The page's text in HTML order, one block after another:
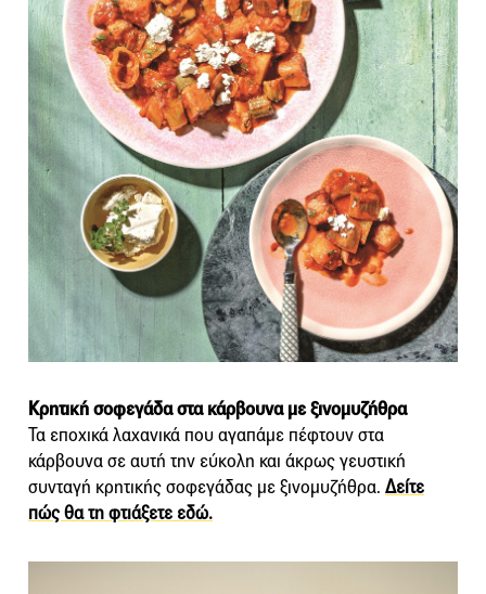
Κρητική σοφεγάδα στα κάρβουνα με ξινομυζήθρα
Τα εποχικά λαχανικά που αγαπάμε πέφτουν στα
κάρβουνα σε αυτή την εύκολη και άκρως γευστική
συνταγή κρητικής σοφεγάδας με ξινομυζήθρα. Δείτε
πώς θα τη φτιάξετε εδώ.